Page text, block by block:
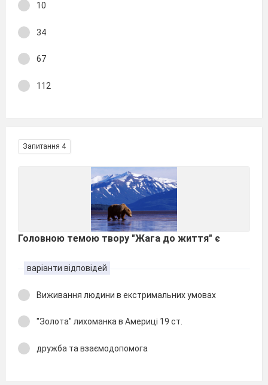
10
34
67
112
Запитання 4
Головною темою твору "Жага до життя" є
варіанти відповідей
Виживання людини в екстримальних умовах
"Золота" лихоманка в Америці 19 ст.
дружба та взаємодопомога